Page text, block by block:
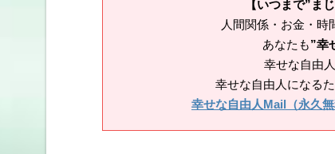
【いつまで”ま
人間関係・お金・時
あなたも”幸
幸せな自由
幸せな自由人になる
幸せな自由人Mail（永久